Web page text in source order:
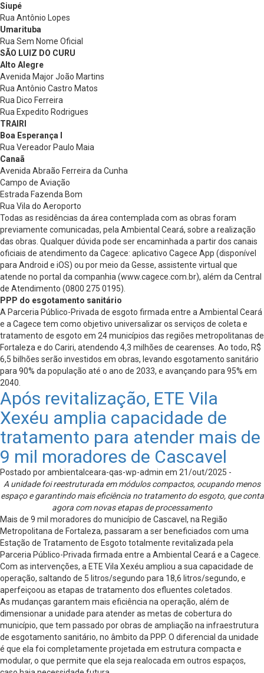
Siupé
Rua Antônio Lopes
Umarituba
Rua Sem Nome Oficial
SÃO LUIZ DO CURU
Alto Alegre
Avenida Major João Martins
Rua Antônio Castro Matos
Rua Dico Ferreira
Rua Expedito Rodrigues
TRAIRI
Boa Esperança I
Rua Vereador Paulo Maia
Canaã
Avenida Abraão Ferreira da Cunha
Campo de Aviação
Estrada Fazenda Bom
Rua Vila do Aeroporto
Todas as residências da área contemplada com as obras foram
previamente comunicadas, pela Ambiental Ceará, sobre a realização
das obras. Qualquer dúvida pode ser encaminhada a partir dos canais
oficiais de atendimento da Cagece: aplicativo Cagece App (disponível
para Android e iOS) ou por meio da Gesse, assistente virtual que
atende no portal da companhia (www.cagece.com.br), além da Central
de Atendimento (0800 275 0195).
PPP do esgotamento sanitário
A Parceria Público-Privada de esgoto firmada entre a Ambiental Ceará
e a Cagece tem como objetivo universalizar os serviços de coleta e
tratamento de esgoto em 24 municípios das regiões metropolitanas de
Fortaleza e do Cariri, atendendo 4,3 milhões de cearenses. Ao todo, R$
6,5 bilhões serão investidos em obras, levando esgotamento sanitário
para 90% da população até o ano de 2033, e avançando para 95% em
2040.
Após revitalização, ETE Vila
Xexéu amplia capacidade de
tratamento para atender mais de
9 mil moradores de Cascavel
Postado por ambientalceara-qas-wp-admin em 21/out/2025 -
A unidade foi reestruturada em módulos compactos, ocupando menos
espaço e garantindo mais eficiência no tratamento do esgoto, que conta
agora com novas etapas de processamento
Mais de 9 mil moradores do município de Cascavel, na Região
Metropolitana de Fortaleza, passaram a ser beneficiados com uma
Estação de Tratamento de Esgoto totalmente revitalizada pela
Parceria Público-Privada firmada entre a Ambiental Ceará e a Cagece.
Com as intervenções, a ETE Vila Xexéu ampliou a sua capacidade de
operação, saltando de 5 litros/segundo para 18,6 litros/segundo, e
aperfeiçoou as etapas de tratamento dos efluentes coletados.
As mudanças garantem mais eficiência na operação, além de
dimensionar a unidade para atender as metas de cobertura do
município, que tem passado por obras de ampliação na infraestrutura
de esgotamento sanitário, no âmbito da PPP. O diferencial da unidade
é que ela foi completamente projetada em estrutura compacta e
modular, o que permite que ela seja realocada em outros espaços,